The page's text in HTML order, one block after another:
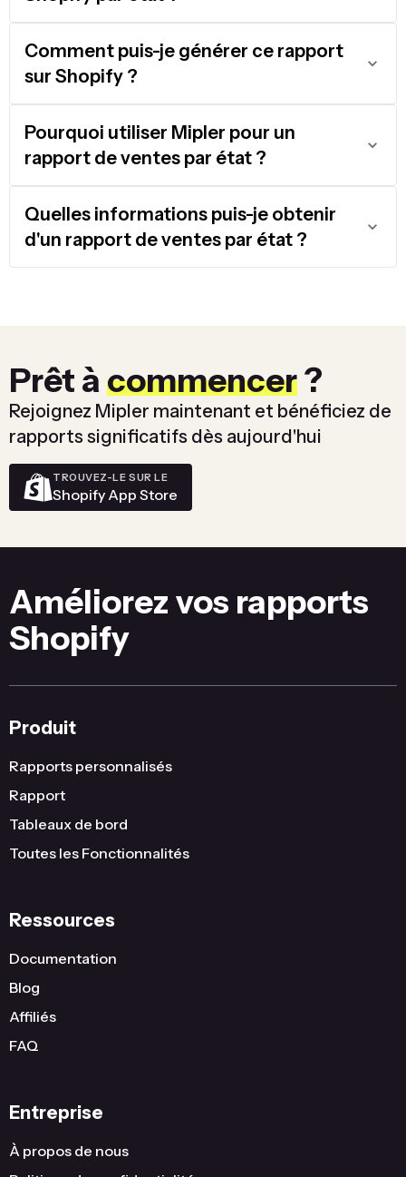
Comment puis-je générer ce rapport
sur Shopify ?
Pourquoi utiliser Mipler pour un
rapport de ventes par état ?
Quelles informations puis-je obtenir
d'un rapport de ventes par état ?
Prêt à commencer?
Rejoignez Mipler maintenant et bénéficiez de
rapports significatifs dès aujourd'hui
TROUVEZ-LE SUR LE
Shopify App Store
Améliorez vos rapports
Shopify
Produit
Rapports personnalisés
Rapport
Tableaux de bord
Toutes les Fonctionnalités
Ressources
Documentation
Blog
Affiliés
FAQ
Entreprise
À propos de nous